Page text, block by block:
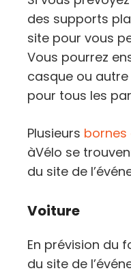
des supports
site pour vous
Vous pourrez
casque ou
pour tous les
Plusieurs bornes
àVélo se
du site de
Voiture
En prévision du
du site de